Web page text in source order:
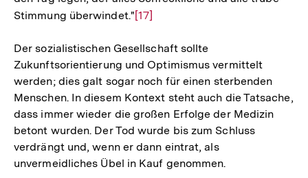
Stimmung überwindet."Zur
der
Fußnote
[17]
Der sozialistischen Gesellschaft sollte
Zukunftsorientierung und Optimismus vermittelt
werden; dies galt sogar noch für einen sterbenden
Menschen. In diesem Kontext steht auch die Tatsache,
dass immer wieder die großen Erfolge der Medizin
betont wurden. Der Tod wurde bis zum Schluss
verdrängt und, wenn er dann eintrat, als
unvermeidliches Übel in Kauf genommen.